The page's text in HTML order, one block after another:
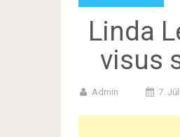
Linda
visus
Admin 7.